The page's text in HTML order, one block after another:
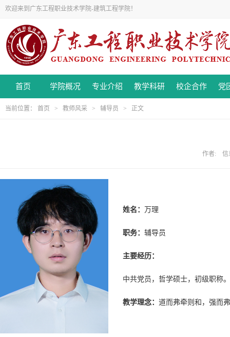
欢迎来到广东工程职业技术学院-建筑工程学院！
首页 学院概况 专业介绍 教学科研 校企合作 党
当前位置： 首页 > 教师风采 > 辅导员 > 正文
作者: 信
姓名 ： 万理
职务： 辅导员
主要经历：
中共党员，哲学硕士，初级职称
教学理念： 道而弗牵则和，强而